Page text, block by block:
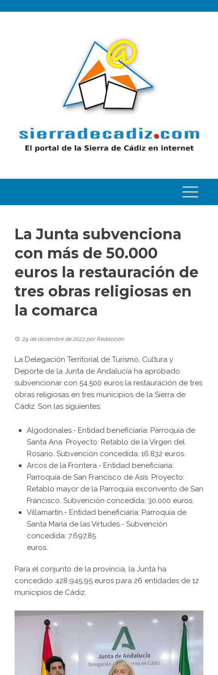
La Junta subvenciona
con más de 50.000
euros la restauración de
tres obras religiosas en
la comarca
29 de diciembre de 2022 porRedacción
La Delegación Territorial de Turismo, Cultura y
Deporte de la Junta de Andalucía ha aprobado
subvencionar con 54.500 euros la restauración de tres
obras religiosas en tres municipios de la Sierra de
Cádiz. Son las siguientes:
Algodonales.- Entidad beneficiaria: Parroquia de
Santa Ana. Proyecto: Retablo de la Virgen del
Rosario. Subvención concedida: 16.832 euros.
Arcos de la Frontera.- Entidad beneficiaria:
Parroquia de San Francisco de Asís. Proyecto:
Retablo mayor de la Parroquia exconvento de San
Francisco. Subvención concedida: 30.000 euros.
Villamartín.- Entidad beneficiaria: Parroquia de
Santa María de las Virtudes.- Subvención
concedida: 7.697,85
euros.
Para el conjunto de la provincia, la Junta ha
concedido 428.945,95 euros para 26 entidades de 12
municipios de Cádiz.